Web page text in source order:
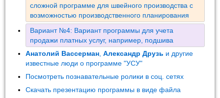
сложной программе для швейного производства с
возможностью производственного планирования
Вариант №4: Вариант программы для учета
продажи платных услуг, например, подшива
Анатолий Вассерман ,Александр Друзь и другие
известные люди о программе "УСУ"
Посмотреть познавательные ролики в соц. сетях
Скачать презентацию программы в виде файла